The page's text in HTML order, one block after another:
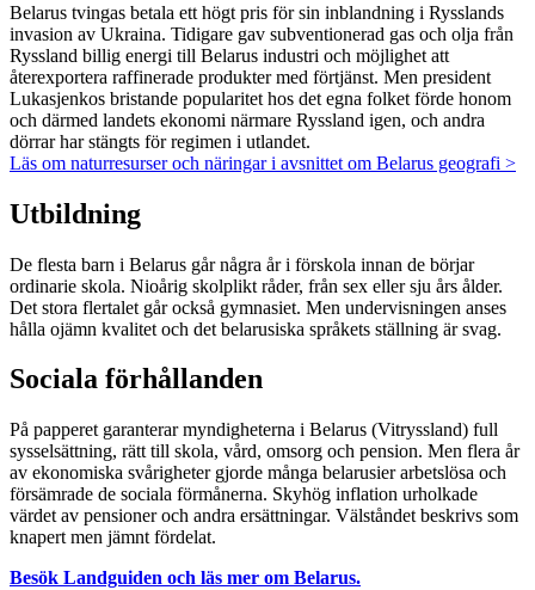
Belarus tvingas betala ett högt pris för sin inblandning i Rysslands
invasion av Ukraina. Tidigare gav subventionerad gas och olja från
Ryssland billig energi till Belarus industri och möjlighet att
återexportera raffinerade produkter med förtjänst. Men president
Lukasjenkos bristande popularitet hos det egna folket förde honom
och därmed landets ekonomi närmare Ryssland igen, och andra
dörrar har stängts för regimen i utlandet.
Läs om naturresurser och näringar i avsnittet om Belarus geografi >
Utbildning
De flesta barn i Belarus går några år i förskola innan de börjar
ordinarie skola. Nioårig skolplikt råder, från sex eller sju års ålder.
Det stora flertalet går också gymnasiet. Men undervisningen anses
hålla ojämn kvalitet och det belarusiska språkets ställning är svag.
Sociala förhållanden
På papperet garanterar myndigheterna i Belarus (Vitryssland) full
sysselsättning, rätt till skola, vård, omsorg och pension. Men flera år
av ekonomiska svårigheter gjorde många belarusier arbetslösa och
försämrade de sociala förmånerna. Skyhög inflation urholkade
värdet av pensioner och andra ersättningar. Välståndet beskrivs som
knapert men jämnt fördelat.
Besök Landguiden och läs mer om Belarus.